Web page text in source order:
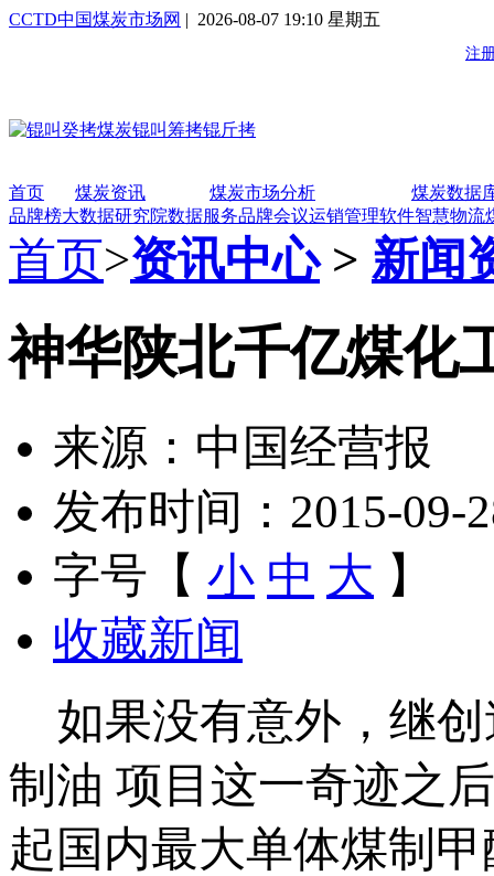
CCTD中国煤炭市场网 | 2026-08-07 19:10 星期五
首页 煤炭资讯 煤炭市场分析
煤炭数据
品牌榜大数据研究院数据服务品牌会议运销管理软件智慧物流
首页>资讯中心> 新闻
神华陕北千亿煤化
来源：中国经营报
发布时间：2015-09-
字号【 小 中 大 】
收藏新闻
如果没有意外，继创
制油 项目这一奇迹之
起国内最大单体煤制